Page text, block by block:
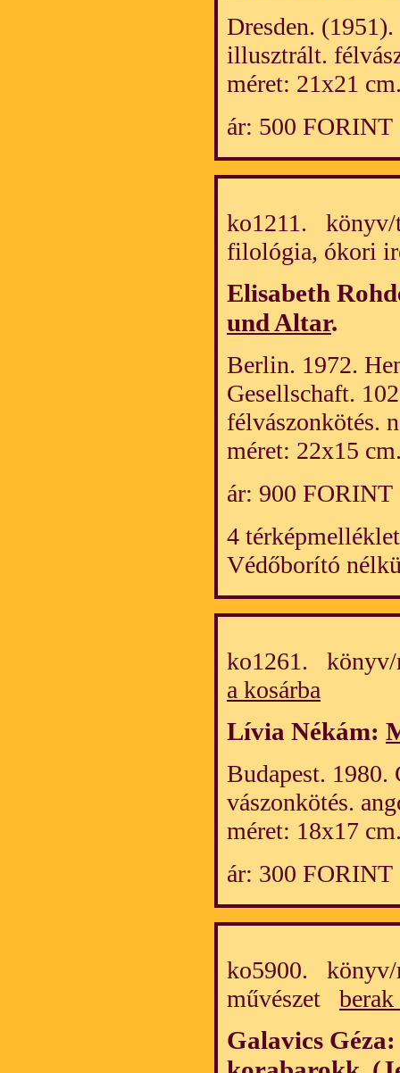
Dresden.
illusztrált.
méret: 21x21
ár: 500 FORINT
ko1211. könyv/
filológia, ókori
Elisabeth
und Altar.
Berlin. 1972.
Gesellschaft.
félvászonkötés.
méret: 22x15
ár: 900 FORINT
4
Védőborító
ko1261.
a kosárba
Lívia Nékám:
Budapest.
vászonkötés.
méret: 18x17
ár: 300 FORINT
ko5900. könyv/
művészet berak
Galavics